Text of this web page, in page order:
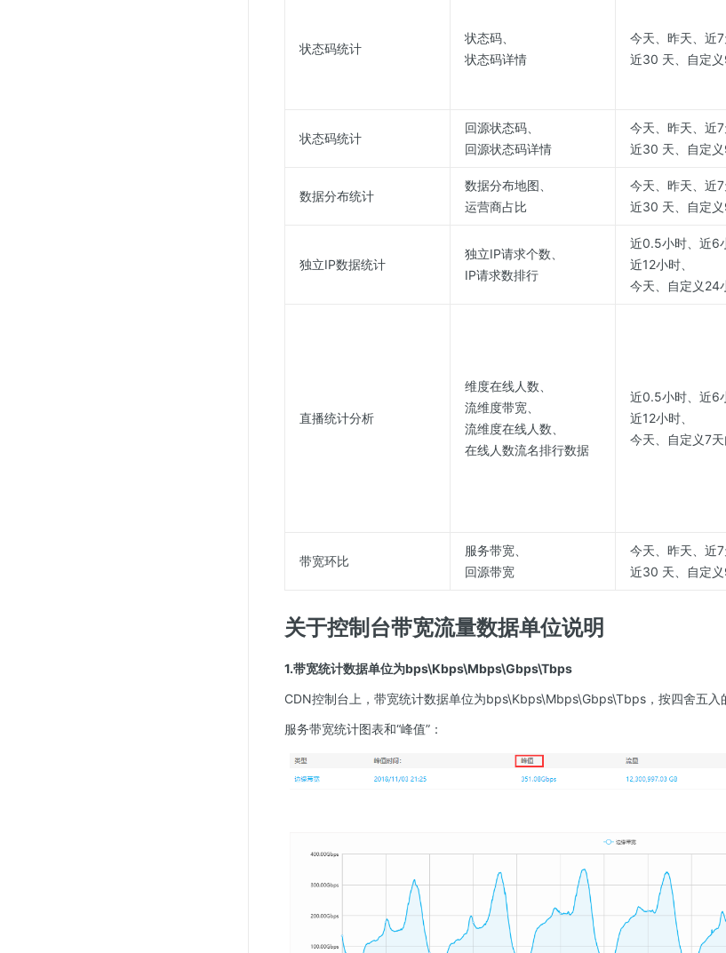
状态码统计
状态码、
状态码详情
今天、昨天、近7
近30 天、自定
状态码统计
回源状态码、
回源状态码详情
今天、昨天、近7
近30 天、自定
数据分布统计
数据分布地图、
运营商占比
今天、昨天、近7
近30 天、自定
独立IP数据统计
独立IP请求个数、
IP请求数排行
近0.5小时、近6
近12小时、
今天、自定义24
直播统计分析
维度在线人数、
流维度带宽、
流维度在线人数、
在线人数流名排行数据
近0.5小时、近6
近12小时、
今天、自定义7天
带宽环比
服务带宽、
回源带宽
今天、昨天、近7
近30 天、自定
关于控制台带宽流量数据单位说明
1.带宽统计数据单位为bps\Kbps\Mbps\Gbps\Tbps
CDN控制台上，带宽统计数据单位为bps\Kbps\Mbps\Gbps\Tbps，按四舍五入
服务带宽统计图表和“峰值”：